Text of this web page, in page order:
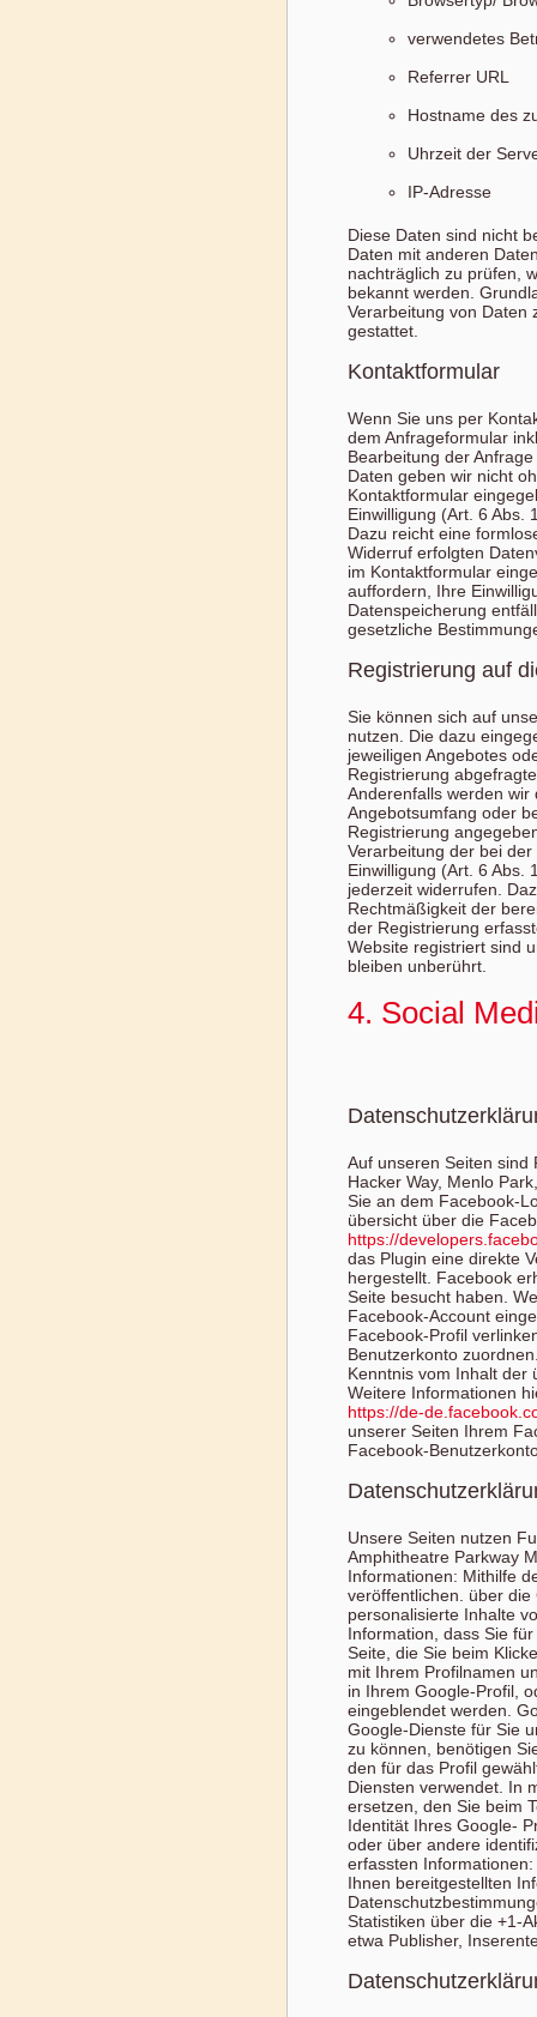
verwendetes
Referrer URL
Hostname des
Uhrzeit der
IP-Adresse
Diese Daten sind nicht
Daten mit anderen
nachträglich zu prüfen,
bekannt werden.
Verarbeitung von Daten
gestattet.
Kontaktformular
Wenn Sie uns per
dem Anfrageformular
Bearbeitung der
Daten geben wir nicht
Kontaktformular
Einwilligung (Art. 6 Abs.
Dazu reicht eine
Widerruf erfolgten
im Kontaktformular
auffordern, Ihre
Datenspeicherung
gesetzliche
Registrierung auf
Sie können sich auf
nutzen. Die dazu
jeweiligen Angebotes
Registrierung
Anderenfalls werden
Angebotsumfang oder
Registrierung
Verarbeitung der bei
Einwilligung (Art. 6 Abs.
jederzeit widerrufen.
Rechtmäßigkeit der
der Registrierung
Website registriert sind
bleiben unberührt.
4. Social
Auf unseren Seiten sind
Hacker Way, Menlo
Sie an dem Facebook-
übersicht über die
https://
das Plugin eine direkte
hergestellt. Facebook
Seite besucht haben.
Facebook-Account
Facebook-Profil
Benutzerkonto
Kenntnis vom Inhalt der
Weitere Informationen
https://de-
unserer Seiten Ihrem
Facebook-
Unsere Seiten nutzen
Amphitheatre Parkway
Informationen: Mithilfe
veröffentlichen. über
personalisierte Inhalte
Information, dass Sie
Seite, die Sie beim
mit Ihrem Profilnamen
in Ihrem Google-Profil,
eingeblendet werden.
Google-Dienste für Sie
zu können, benötigen
den für das Profil
Diensten verwendet. In
ersetzen, den Sie beim
Identität Ihres Google-
oder über andere
erfassten
Ihnen bereitgestellten
Statistiken über die +1-
etwa Publisher,